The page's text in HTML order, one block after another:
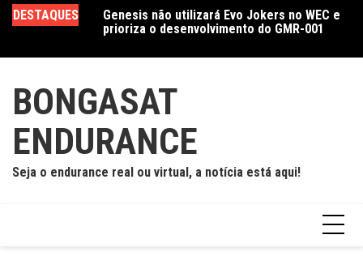
para
conteúdo
DESTAQUES
Genesis não utilizará Evo Jokers no WEC e
prioriza o desenvolvimento do GMR-001
Crise geopolítica força Asian Le Mans
Series a migrar temporada 2026/27 para a
BONGASAT
ENDURANCE
Seja o endurance real ou virtual, a notícia está aqui!